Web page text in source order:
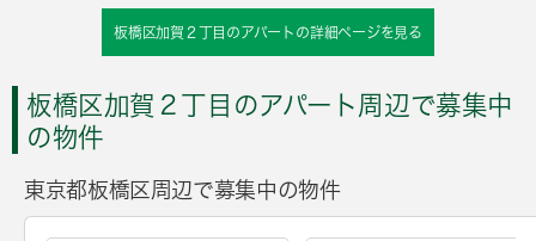
板橋区加賀２丁目のアパートの詳細ページを見る
板橋区加賀２丁目のアパート周辺で募集中
の物件
東京都板橋区周辺で募集中の物件